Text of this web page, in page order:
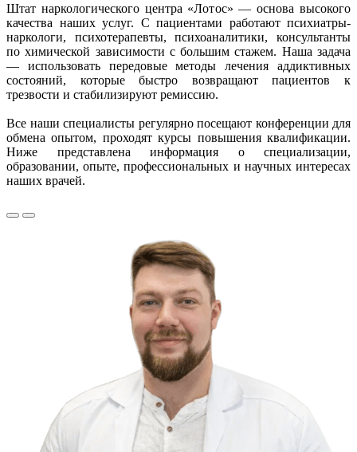
Штат наркологического центра «Лотос» — основа высокого
качества наших услуг. С пациентами работают психиатры-
наркологи, психотерапевты, психоаналитики, консультанты
по химической зависимости с большим стажем. Наша задача
— использовать передовые методы лечения аддиктивных
состояний, которые быстро возвращают пациентов к
трезвости и стабилизируют ремиссию.
Все наши специалисты регулярно посещают конференции для
обмена опытом, проходят курсы повышения квалификации.
Ниже представлена информация о специализации,
образовании, опыте, профессиональных и научных интересах
наших врачей.